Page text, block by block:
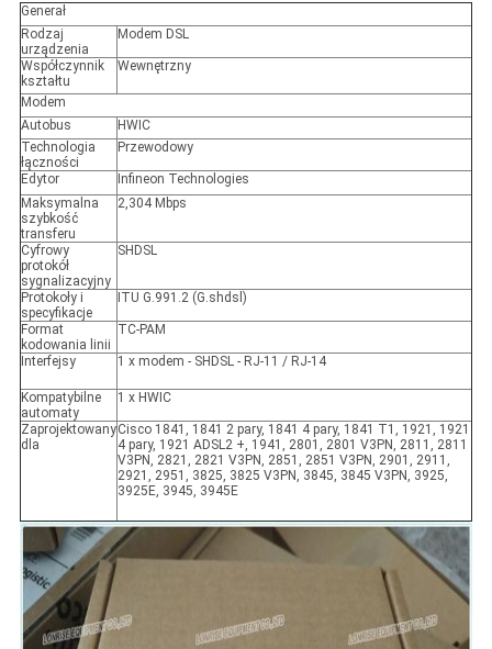
Generał
Rodzaj
urządzenia
Modem DSL
Współczynnik
kształtu
Wewnętrzny
Modem
Autobus
HWIC
Technologia
łączności
Przewodowy
Edytor
Infineon Technologies
Maksymalna
szybkość
transferu
2,304 Mbps
Cyfrowy
protokół
sygnalizacyjny
SHDSL
Protokoły i
specyfikacje
ITU G.991.2 (G.shdsl)
Format
kodowania linii
TC-PAM
Interfejsy 1 x modem - SHDSL - RJ-11 / RJ-14
Kompatybilne
automaty
1 x HWIC
Zaprojektowany
dla
Cisco 1841, 1841 2 pary, 1841 4 pary, 1841 T1, 1921, 1921
4 pary, 1921 ADSL2 +, 1941, 2801, 2801 V3PN, 2811, 2811
V3PN, 2821, 2821 V3PN, 2851, 2851 V3PN, 2901, 2911,
2921, 2951, 3825, 3825 V3PN, 3845, 3845 V3PN, 3925,
3925E, 3945, 3945E